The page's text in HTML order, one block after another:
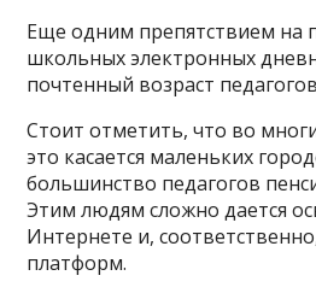
Еще одним препятствием на
школьных электронных
почтенный возраст
Стоит отметить, что во
это касается маленьких
большинство педагогов
Этим людям сложно дается
Интернете и,
платформ.